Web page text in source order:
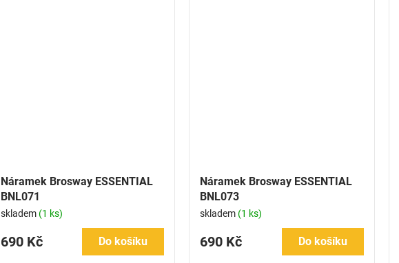
Náramek Brosway ESSENTIAL
BNL071
skladem (1 ks)
690 Kč Do košíku
Náramek Brosway ESSENTIAL
BNL073
skladem (1 ks)
690 Kč Do košíku